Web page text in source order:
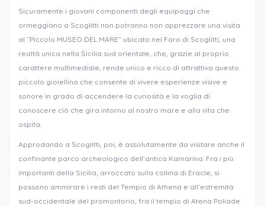
Sicuramente i giovani componenti degli equipaggi che
ormeggiano a Scoglitti non potranno non apprezzare una visita
al “Piccolo MUSEO DEL MARE” ubicato nel Faro di Scoglitti, una
realtà unica nella Sicilia sud orientale, che, grazie al proprio
carattere multimediale, rende unico e ricco di attrattiva questo
piccolo gioiellino che consente di vivere esperienze visive e
sonore in grado di accendere la curiosità e la voglia di
conoscere ciò che gira intorno al nostro mare e alla vita che
ospita.
Approdando a Scoglitti, poi, è assolutamente da visitare anche il
confinante parco archeologico dell’antica Kamarina. Fra i più
importanti della Sicilia, arroccato sulla collina di Eracle, si
possono ammirare i resti del Tempio di Athena e all’estremità
sud-occidentale del promontorio, fra il tempio di Atena Poliade